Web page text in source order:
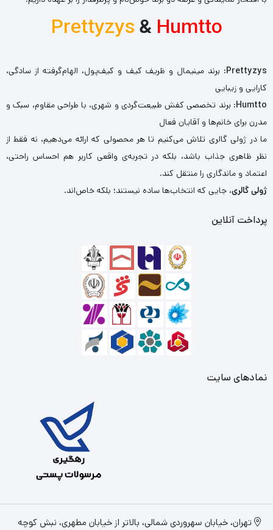
Prettyzys& Humtto
Prettyzys: برند مینیمال و ظریف کیف و کیف‌پول، الهام‌گرفته از سادگی،
کارایی و زیبایی
Humtto: برند تخصصی کفش طبیعت‌گردی و شهری، با طراحی مقاوم، سبک و
مدرن برای خانم‌ها و آقایان فعال
ما در ژولی گالری تلاش می‌کنیم تا هر محصولی که ارائه می‌دهیم، نه فقط از
نظر ظاهری جذاب باشد، بلکه در تجربه‌ی واقعی کاربر هم احساس راحتی،
اعتماد و ماندگاری را منتقل کند.
ژولی گالری، جایی که انتخاب‌ها ساده نیستند؛ بلکه خاص‌اند.
پرداخت آنلاین
نمادهای سایت
تهران، خیابان سهروردی شمالی، بالاتر از خیابان مطهری، نبش کوچه